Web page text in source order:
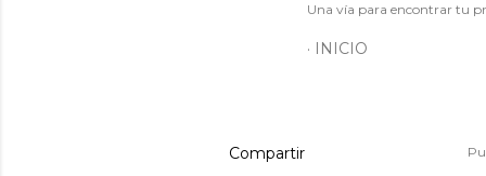
Una vía para encontrar tu
INICIO
Compartir